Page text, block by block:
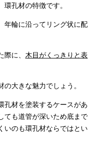
孔材の特徴です。
年輪に沿ってリング状に配
に、 木目がくっきりと表
大きな魅力でしょう。
孔材を塗装するケースがあ
ても道管が深いため底まで
いのも環孔材ならではとい